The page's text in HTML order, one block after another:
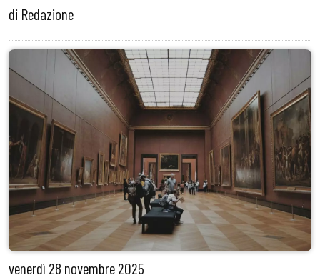
di Redazione
venerdì 28 novembre 2025